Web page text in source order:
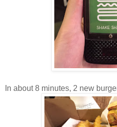
In about 8 minutes, 2 new